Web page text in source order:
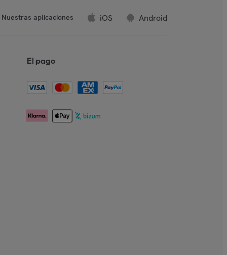
Nuestras aplicaciones iOS Android
El pago